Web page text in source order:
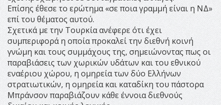
Επίσης έθεσε το ερώτημα «σε ποια γραμμή είναι η ΝΔ»
επί του θέματος αυτού.
Σχετικά με την Τουρκία ανέφερε ότι έχει
συμπεριφορά η οποία προκαλεί την διεθνή κοινή
γνώμη και τους συμμάχους της, σημειώνοντας πως οι
παραβιάσεις των χωρικών υδάτων και του εθνικού
εναέριου χώρου, η ομηρεία των δύο Ελλήνων
στρατιωτικών, η ομηρεία και καταδίκη του πάστορα
Μπράνσον παραβιάζουν κάθε έννοια διεθνούς